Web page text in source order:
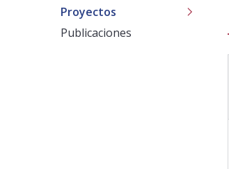
Proyectos
Publicaciones